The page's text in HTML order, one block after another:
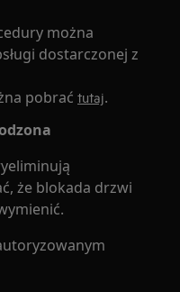
można
dostarczonej z
pobraćtutaj.
że blokada drzwi